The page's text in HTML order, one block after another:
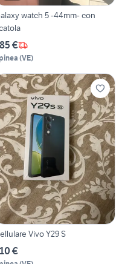
watch 5 -44mm- con
€
(VE)
Cellulare Vivo Y29 S
€